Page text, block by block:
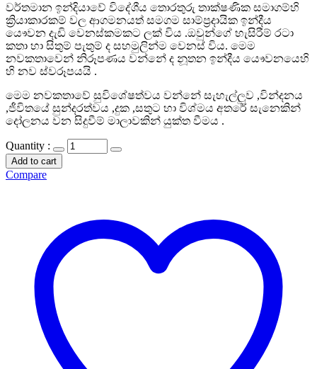
වර්තමාන ඉන්දියාවේ විදේශීය තොරතුරු තාක්ෂණික සමාගම්හි
ක්‍රියාකාරකම් වල ආගමනයත් සමගම සාම්ප්‍රදායික ඉන්දීය
යෞවන දැඩි වෙනස්කමකට ලක් විය .ඔවුන්ගේ හැසිරීම් රටා
කතා හා සිතුම් පැතුම් ද සහමුලින්ම වෙනස් විය. මෙම
නවකතාවෙන් නිරූපණය වන්නේ ද නූතන ඉන්දීය යෞවනයෙහි
හි නව ස්වරූපයයි .
මෙම නවකතාවේ සුවිශේෂත්වය වන්නේ සැහැල්ලුව ,වින්දනය
,ජීවිතයේ සුන්දරත්වය ,දුක ,සතුට හා විශ්මය අතරේ සැනෙකින්
දෝලනය වන සිදුවීම් මාලාවකින් යුක්ත වීමය .
Quantity :
Add to cart
Compare